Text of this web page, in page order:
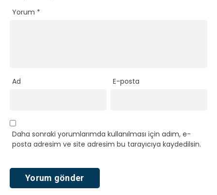
Yorum *
Ad E-posta
Daha sonraki yorumlarımda kullanılması için adım, e-
posta adresim ve site adresim bu tarayıcıya kaydedilsin.